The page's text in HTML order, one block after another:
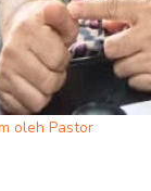
oleh Pastor